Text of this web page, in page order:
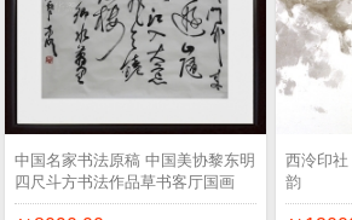
中国名家书法原稿 中国美协黎东明
四尺斗方书法作品草书客厅国画
西泠印
韵